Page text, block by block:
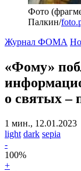
Фото
Палкин/
Журнал ФОМА
«Фому»
о святых–
1 мин., 12.01.2023
light dark sepia
-
100%
+